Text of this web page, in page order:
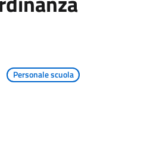
Personale scuola